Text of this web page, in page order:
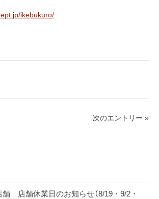
ikebukuro/
次のエントリー »
舗 店舗休業日のお知らせ（8/19・9/2・